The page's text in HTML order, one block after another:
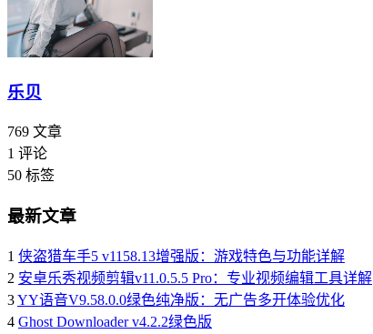
乐贝
769 文章
1 评论
50 标签
最新文章
1 侠盗猎车手5 v1158.13增强版：游戏特色与功能详解
2 安卓乐秀视频剪辑v11.0.5.5 Pro：专业视频编辑工具详解
3YY语音V9.58.0.0绿色纯净版：无广告多开体验优化
4 Ghost Downloader v4.2.2绿色版